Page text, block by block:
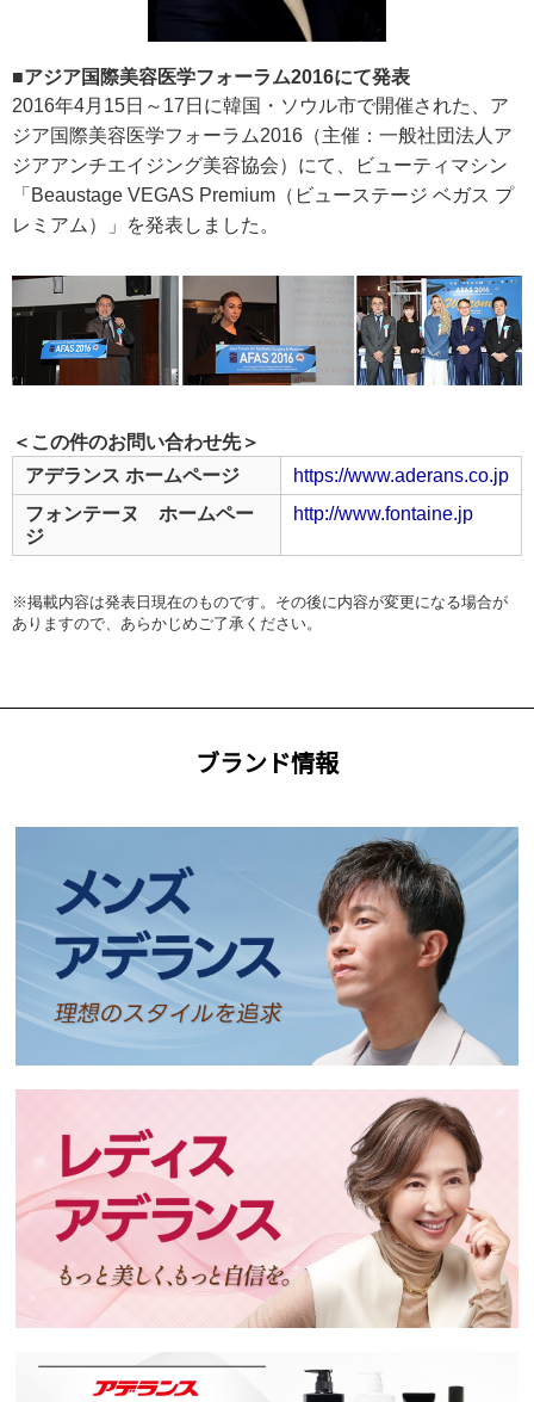
■アジア国際美容医学フォーラム2016にて発表
2016年4月15日～17日に韓国・ソウル市で開催された、ア
ジア国際美容医学フォーラム2016（主催：一般社団法人ア
ジアアンチエイジング美容協会）にて、ビューティマシン
「Beaustage VEGAS Premium（ビューステージ ベガス プ
レミアム）」を発表しました。
＜この件のお問い合わせ先＞
アデランス ホームページ
https://www.aderans.co.jp
フォンテーヌ ホームペー
ジ
http://www.fontaine.jp
※掲載内容は発表日現在のものです。その後に内容が変更になる場合が
ありますので、あらかじめご了承ください。
ブランド情報